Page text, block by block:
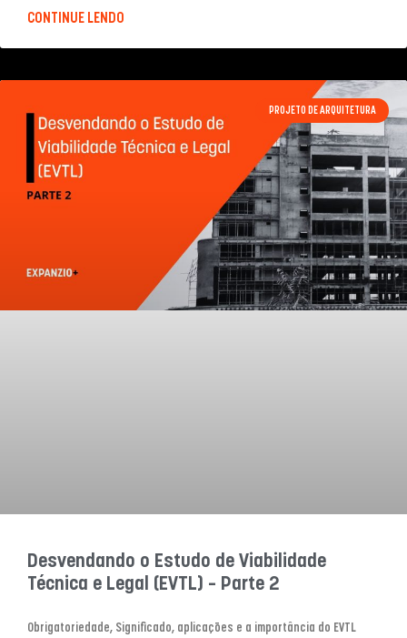
CONTINUE LENDO
PROJETO DE ARQUITETURA
Desvendando o Estudo de Viabilidade
Técnica e Legal (EVTL) – Parte 2
Obrigatoriedade, Significado, aplicações e a importância do EVTL